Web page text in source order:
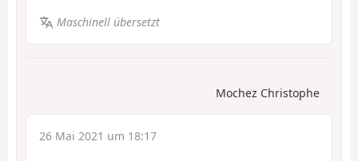
Maschinell übersetzt
Mochez Christophe
26 Mai 2021 um 18:17